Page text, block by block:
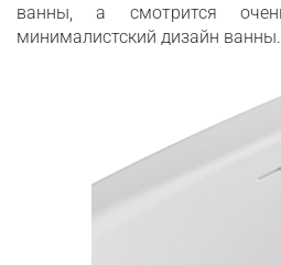
ванны, а смотрится
минималистский дизайн ванны.